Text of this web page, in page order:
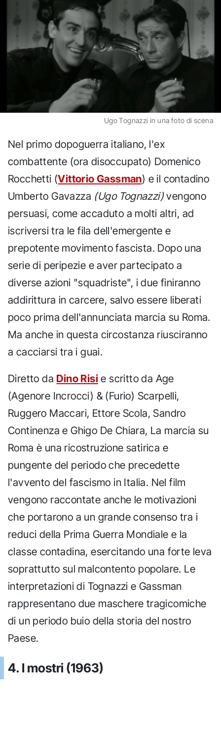
Ugo Tognazzi in una foto di scena
Nel primo dopoguerra italiano, l'ex
combattente (ora disoccupato) Domenico
Rocchetti (Vittorio Gassman) e il contadino
Umberto Gavazza (Ugo Tognazzi) vengono
persuasi, come accaduto a molti altri, ad
iscriversi tra le fila dell'emergente e
prepotente movimento fascista. Dopo una
serie di peripezie e aver partecipato a
diverse azioni "squadriste", i due finiranno
addirittura in carcere, salvo essere liberati
poco prima dell'annunciata marcia su Roma.
Ma anche in questa circostanza riusciranno
a cacciarsi tra i guai.
Diretto da Dino Risi e scritto da Age
(Agenore Incrocci) & (Furio) Scarpelli,
Ruggero Maccari, Ettore Scola, Sandro
Continenza e Ghigo De Chiara, La marcia su
Roma è una ricostruzione satirica e
pungente del periodo che precedette
l'avvento del fascismo in Italia. Nel film
vengono raccontate anche le motivazioni
che portarono a un grande consenso tra i
reduci della Prima Guerra Mondiale e la
classe contadina, esercitando una forte leva
soprattutto sul malcontento popolare. Le
interpretazioni di Tognazzi e Gassman
rappresentano due maschere tragicomiche
di un periodo buio della storia del nostro
Paese.
4. I mostri (1963)